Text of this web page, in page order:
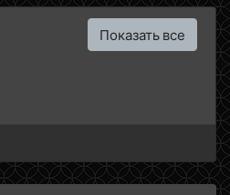
Показать все